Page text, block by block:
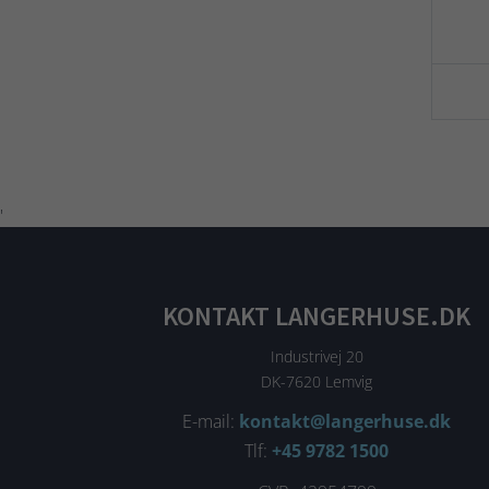
'
KONTAKT LANGERHUSE.DK
Industrivej 20
DK-7620 Lemvig
E-mail: kontakt@langerhuse.dk
Tlf: +45 9782 1500